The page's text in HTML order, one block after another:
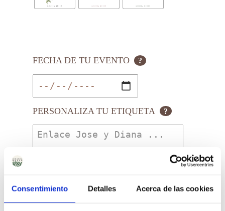
Consentimiento Detalles Acerca de las cookies
FECHA DE TU EVENTO ?
PERSONALIZA TU ETIQUETA ?